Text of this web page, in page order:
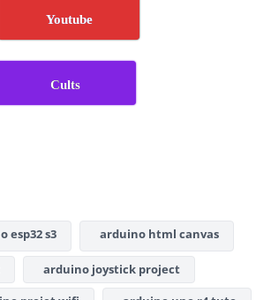
Youtube
Cults
esp32 s3 arduino html canvas
arduino joystick project